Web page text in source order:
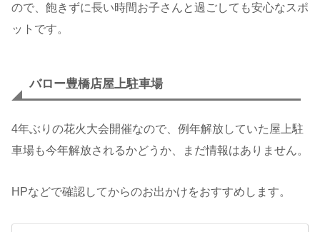
ので、飽きずに長い時間お子さんと過ごしても安心なスポ
ットです。
バロー豊橋店屋上駐車場
4年ぶりの花火大会開催なので、例年解放していた屋上駐
車場も今年解放されるかどうか、まだ情報はありません。
HPなどで確認してからのお出かけをおすすめします。